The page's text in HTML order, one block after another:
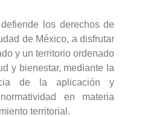
los derechos de
de México, a disfrutar
y un territorio ordenado
y bienestar, mediante la
de la aplicación y
en materia
territorial.